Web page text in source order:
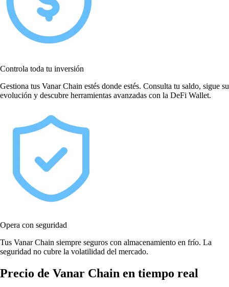
Controla toda tu inversión
Gestiona tus Vanar Chain estés donde estés. Consulta tu saldo, sigue su
evolución y descubre herramientas avanzadas con la DeFi Wallet.
Opera con seguridad
Tus Vanar Chain siempre seguros con almacenamiento en frío. La
seguridad no cubre la volatilidad del mercado.
Precio de Vanar Chain en tiempo real